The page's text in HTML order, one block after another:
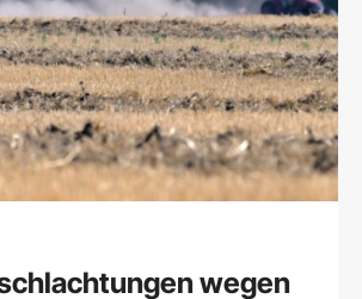
wegen